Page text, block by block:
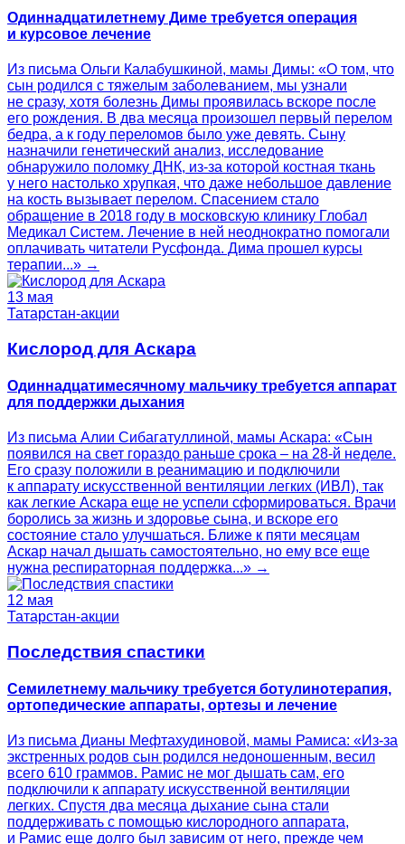
Одиннадцатилетнему Диме требуется операция
и курсовое лечение
Из письма Ольги Калабушкиной, мамы Димы: «О том, что
сын родился с тяжелым заболеванием, мы узнали
не сразу, хотя болезнь Димы проявилась вскоре после
его рождения. В два месяца произошел первый перелом
бедра, а к году переломов было уже девять. Сыну
назначили генетический анализ, исследование
обнаружило поломку ДНК, из-за которой костная ткань
у него настолько хрупкая, что даже небольшое давление
на кость вызывает перелом. Спасением стало
обращение в 2018 году в московскую клинику Глобал
Медикал Систем. Лечение в ней неоднократно помогали
оплачивать читатели Русфонда. Дима прошел курсы
терапии...» →
13 мая
Татарстан-акции
Кислород для Аскара
Одиннадцатимесячному мальчику требуется аппарат
для поддержки дыхания
Из письма Алии Сибагатуллиной, мамы Аскара: «Сын
появился на свет гораздо раньше срока – на 28-й неделе.
Его сразу положили в реанимацию и подключили
к аппарату искусственной вентиляции легких (ИВЛ), так
как легкие Аскара еще не успели сформироваться. Врачи
боролись за жизнь и здоровье сына, и вскоре его
состояние стало улучшаться. Ближе к пяти месяцам
Аскар начал дышать самостоятельно, но ему все еще
нужна респираторная поддержка...» →
12 мая
Татарстан-акции
Последствия спастики
Семилетнему мальчику требуется ботулинотерапия,
ортопедические аппараты, ортезы и лечение
Из письма Дианы Мефтахудиновой, мамы Рамиса: «Из-за
экстренных родов сын родился недоношенным, весил
всего 610 граммов. Рамис не мог дышать сам, его
подключили к аппарату искусственной вентиляции
легких. Спустя два месяца дыхание сына стали
поддерживать с помощью кислородного аппарата,
и Рамис еще долго был зависим от него, прежде чем